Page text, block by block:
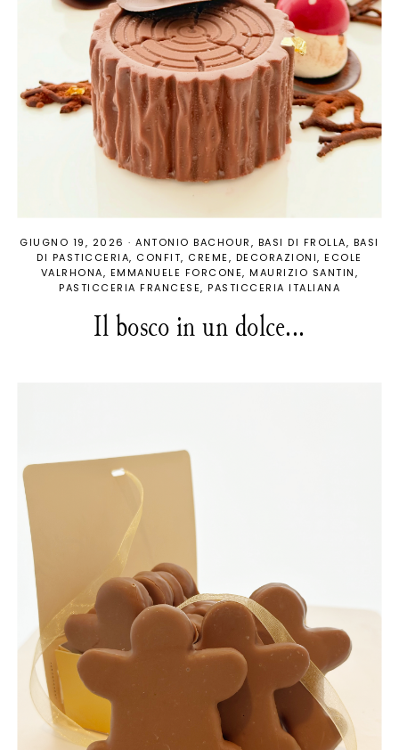
GIUGNO 19, 2026 · ANTONIO BACHOUR BASI DI FROLLA
BASI
DI PASTICCERIA CONFIT CREME DECORAZIONI ECOLE
VALRHONA
EMMANUELE FORCONE MAURIZIO SANTIN
PASTICCERIA FRANCESE
PASTICCERIA ITALIANA
Il bosco in un dolce...